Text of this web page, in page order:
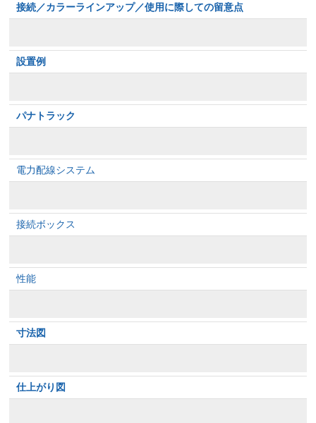
接続／カラーラインアップ／使用に際しての留意点
設置例
パナトラック
電力配線システム
接続ボックス
性能
寸法図
仕上がり図